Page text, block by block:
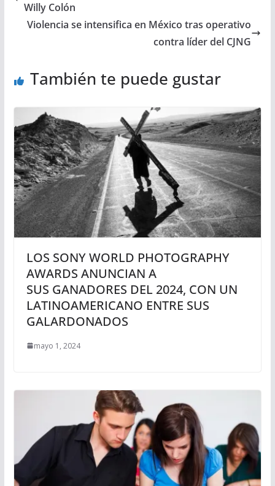
Willy Colón
Violencia se intensifica en México tras operativo
contra líder del CJNG
También te puede gustar
LOS SONY WORLD PHOTOGRAPHY
AWARDS ANUNCIAN A
SUS GANADORES DEL 2024, CON UN
LATINOAMERICANO ENTRE SUS
GALARDONADOS
mayo 1, 2024